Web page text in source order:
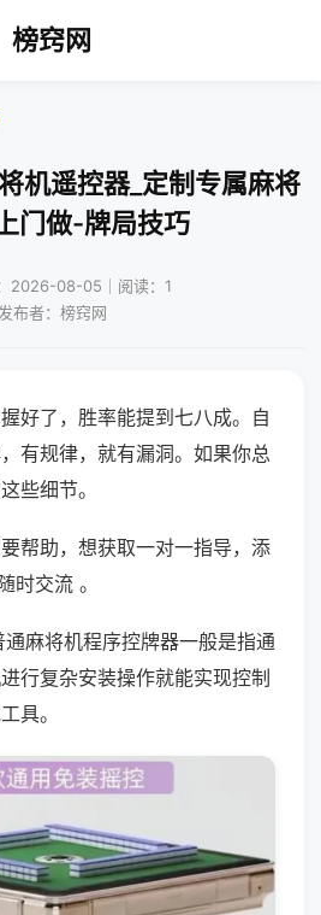
榜窍网
机遥控器_定制专属麻将
门做-牌局技巧
2026-08-05｜阅读：1
发布者：榜窍网
好了，胜率能提到七八成。自
有规律，就有漏洞。如果你总
些细节。
帮助，想获取一对一指导，添
时交流 。
麻将机程序控牌器一般是指通
行复杂安装操作就能实现控制
具。